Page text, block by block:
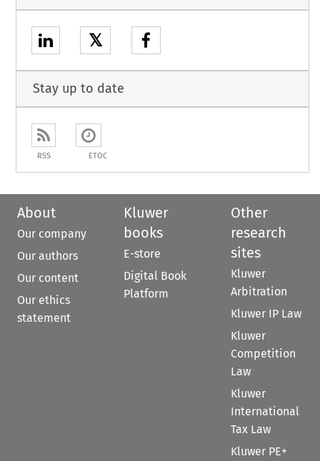
𝕏
Stay up to date
RSS ETOC
About
Our company
Our authors
Our content
Our ethics
statement
Kluwer
books
E-store
Digital Book
Platform
Other
research
sites
Kluwer
Arbitration
Kluwer IP Law
Kluwer
Competition
Law
Kluwer
International
Tax Law
Kluwer PE+